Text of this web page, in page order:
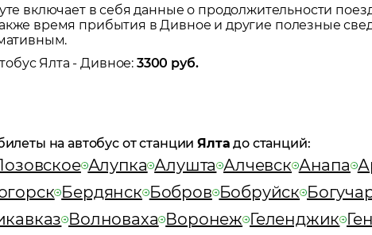
включает в себя данные о продолжительности
время прибытия вДивное и другие полезные
Ялта -Дивное: 3300 руб.
на автобус от станцииЯлта до станций:
Алупка Алушта Алчевск Анапа
Бердянск Бобров Бобруйск
Волноваха Воронеж Геленджик